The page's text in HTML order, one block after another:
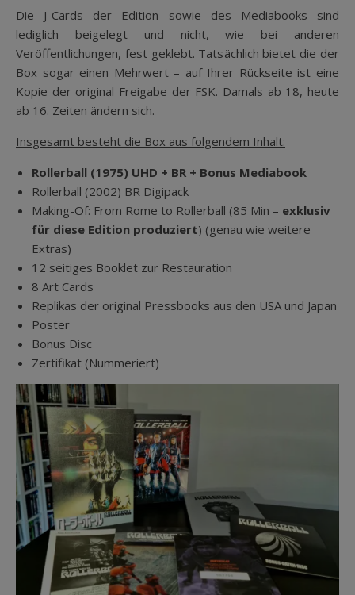
Die J-Cards der Edition sowie des Mediabooks sind
lediglich beigelegt und nicht, wie bei anderen
Veröffentlichungen, fest geklebt. Tatsächlich bietet die der
Box sogar einen Mehrwert – auf Ihrer Rückseite ist eine
Kopie der original Freigabe der FSK. Damals ab 18, heute
ab 16. Zeiten ändern sich.
Insgesamt besteht die Box aus folgendem Inhalt:
Rollerball (1975) UHD + BR + Bonus Mediabook
Rollerball (2002) BR Digipack
Making-Of: From Rome to Rollerball (85 Min – exklusiv
für diese Edition produziert) (genau wie weitere
Extras)
12 seitiges Booklet zur Restauration
8 Art Cards
Replikas der original Pressbooks aus den USA und Japan
Poster
Bonus Disc
Zertifikat (Nummeriert)